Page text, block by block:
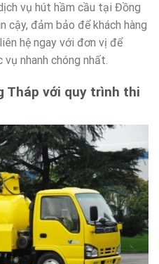
vụ hút hầm cầu tại Đồng
cậy, đảm bảo để khách hàng
hệ ngay với đơn vị để
nhanh chóng nhất.
Tháp với quy trình thi